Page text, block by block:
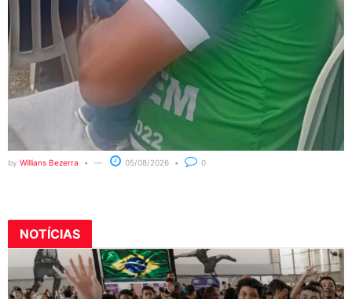
by Willians Bezerra 05/08/2026 0
NOTÍCIAS